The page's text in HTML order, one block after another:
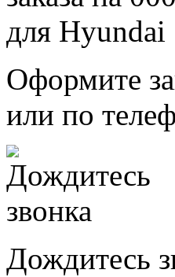
Оформите
или по
Дождитесь